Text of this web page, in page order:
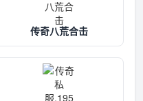
传奇八荒合击